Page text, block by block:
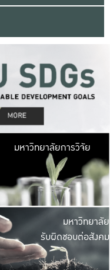
มหาวิ
มีพื้นที่เขียวสดใส
เป็นป่าในเมือง เกษต
มหาวิทยาลัยการวิจัย
มหาวิ
ค
เปิดประ
และพบเรื่องราวใ
มหาวิทยาลัย
รับผิดชอบต่อสังคม